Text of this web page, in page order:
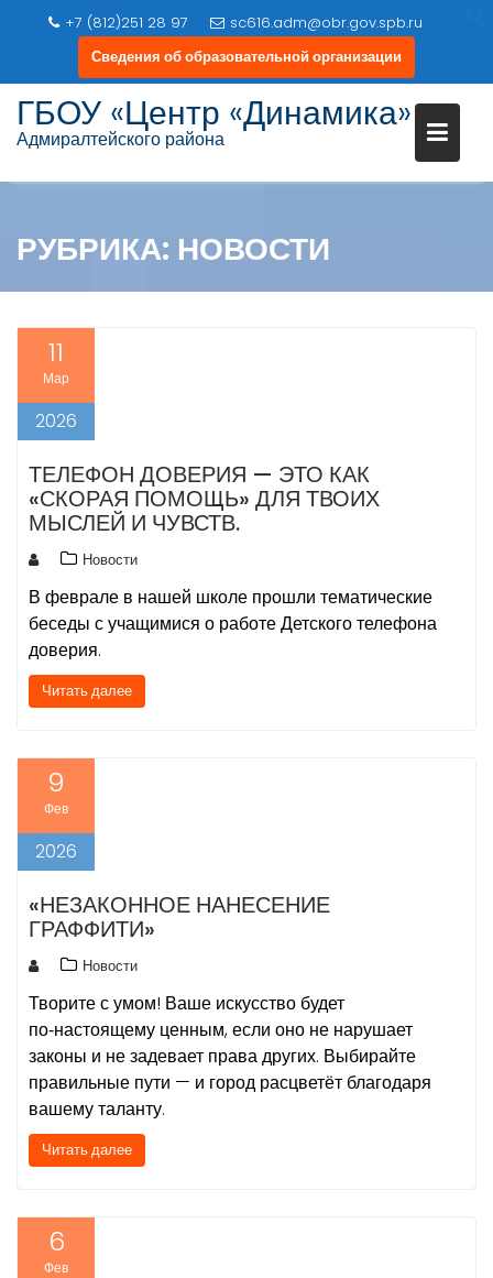
Перейти
содержимому
+7 (812)251 28 97
sc616.adm@obr.gov.spb.ru
Сведения об образовательной организации
ГБОУ «Центр «Динамика»
Адмиралтейского района
РУБРИКА: НОВОСТИ
11
Мар
2026
ТЕЛЕФОН ДОВЕРИЯ — ЭТО КАК
«СКОРАЯ ПОМОЩЬ» ДЛЯ ТВОИХ
МЫСЛЕЙ И ЧУВСТВ.
Новости
В феврале в нашей школе прошли тематические
беседы с учащимися о работе Детского телефона
доверия.
Читать далее
9
Фев
2026
«НЕЗАКОННОЕ НАНЕСЕНИЕ
ГРАФФИТИ»
Новости
Творите с умом! Ваше искусство будет
по‑настоящему ценным, если оно не нарушает
законы и не задевает права других. Выбирайте
правильные пути — и город расцветёт благодаря
вашему таланту.
Читать далее
6
Фев